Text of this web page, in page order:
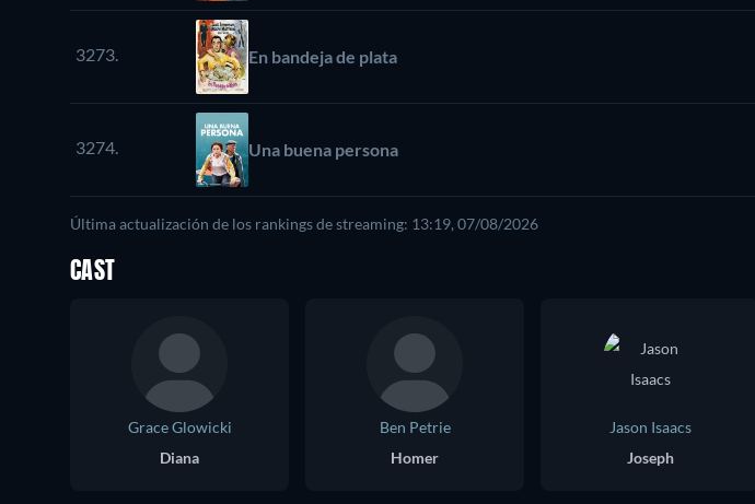
3273. En bandeja de plata
3274. Una buena persona
Última actualización de los rankings de streaming: 13:19, 07/08/2026
CAST
Grace Glowicki
Diana
Ben Petrie
Homer
Jason Isaacs
Joseph